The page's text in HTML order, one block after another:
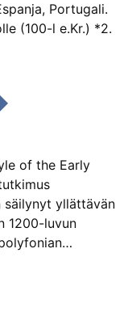
Portugali.
(100-l e.Kr.) *2.
of the Early
säilynyt yllättävän
1200-luvun